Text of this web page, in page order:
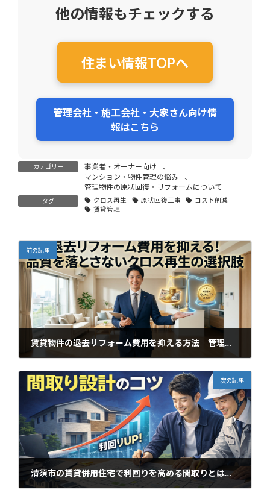
他の情報もチェックする
住まい情報TOPへ
管理会社・施工会社・大家さん向け情
報はこちら
カテゴリー 事業者・オーナー向け
、
マンション・物件管理の悩み
、
管理物件の原状回復・リフォームについて
タグ クロス再生 原状回復工事
コスト削減
賃貸管理
前の記事
賃貸物件の退去リフォーム費用を抑える方法｜管理会社が選ぶクロス再生工法とは
次の記事
清須市の賃貸併用住宅で利回りを高める間取りとは？失敗しない設計のポイント